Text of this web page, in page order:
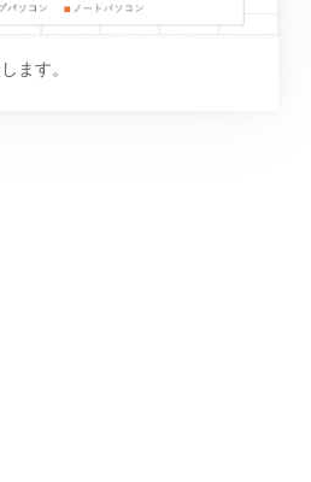
します。